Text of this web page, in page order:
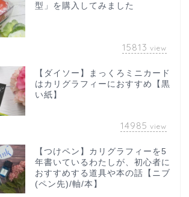
型」を購入してみました
15813 view
【ダイソー】まっくろミニカード
はカリグラフィーにおすすめ【黒
い紙】
14985 view
【つけペン】カリグラフィーを5
年書いているわたしが、初心者に
おすすめする道具や本の話【ニブ
(ペン先)/軸/本】